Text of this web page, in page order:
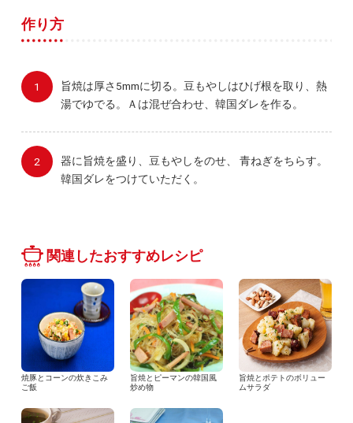
作り方
旨焼は厚さ5mmに切る。豆もやしはひげ根を取り、熱
湯でゆでる。Ａは混ぜ合わせ、韓国ダレを作る。
器に旨焼を盛り、豆もやしをのせ、 青ねぎをちらす。
韓国ダレをつけていただく。
関連したおすすめレシピ
焼豚とコーンの炊きこみ
ご飯
旨焼とピーマンの韓国風
炒め物
旨焼とポテトのボリュー
ムサラダ